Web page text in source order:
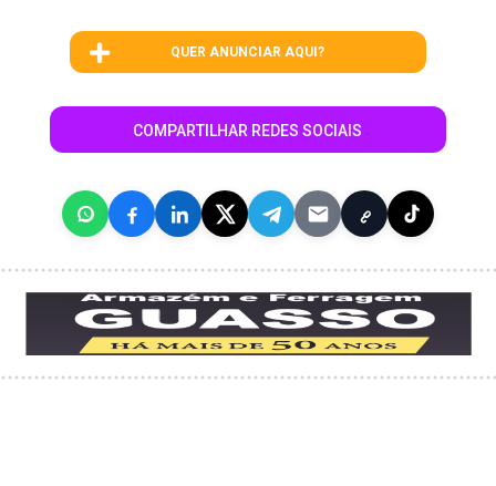
QUER ANUNCIAR AQUI?
COMPARTILHAR REDES SOCIAIS